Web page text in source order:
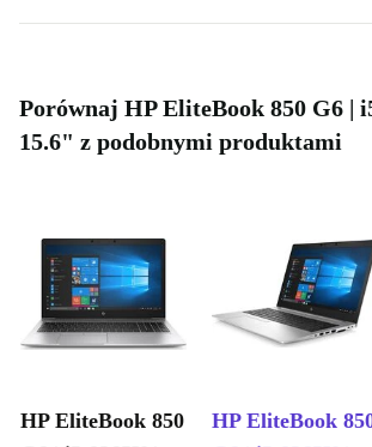
Porównaj HP EliteBook 850 G6 |
15.6" z podobnymi produktami
HP EliteBook 850
HP EliteBook